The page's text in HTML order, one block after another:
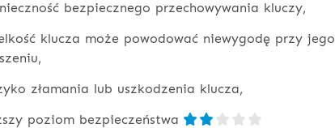
bezpiecznego przechowywania kluczy,
klucza może powodować niewygodę przy jego
złamania lub uszkodzenia klucza,
poziom bezpieczeństwa